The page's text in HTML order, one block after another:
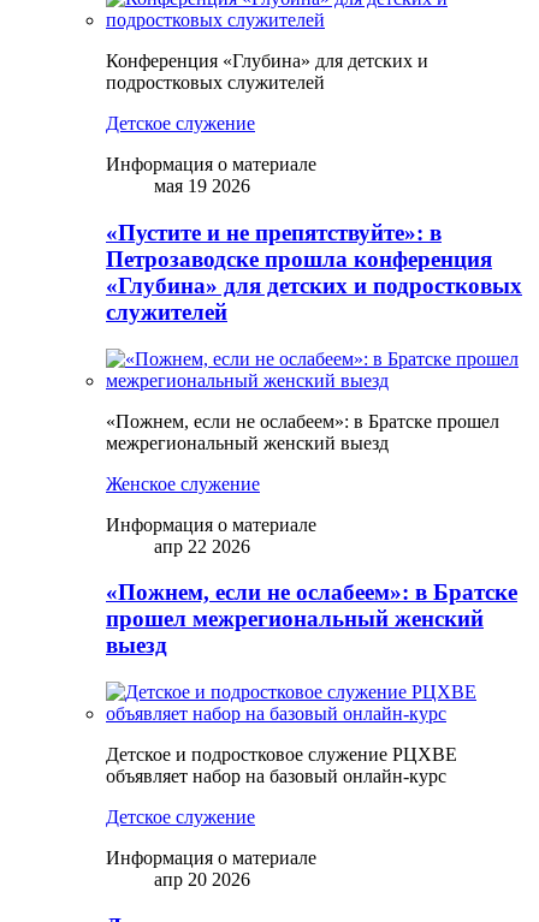
Конференция «Глубина» для детских и
подростковых служителей
Детское служение
Информация о материале
мая 19 2026
«Пустите и не препятствуйте»: в
Петрозаводске прошла конференция
«Глубина» для детских и подростковых
служителей
«Пожнем, если не ослабеем»: в Братске прошел
межрегиональный женский выезд
Женское служение
Информация о материале
апр 22 2026
«Пожнем, если не ослабеем»: в Братске
прошел межрегиональный женский
выезд
Детское и подростковое служение РЦХВЕ
объявляет набор на базовый онлайн-курс
Детское служение
Информация о материале
апр 20 2026